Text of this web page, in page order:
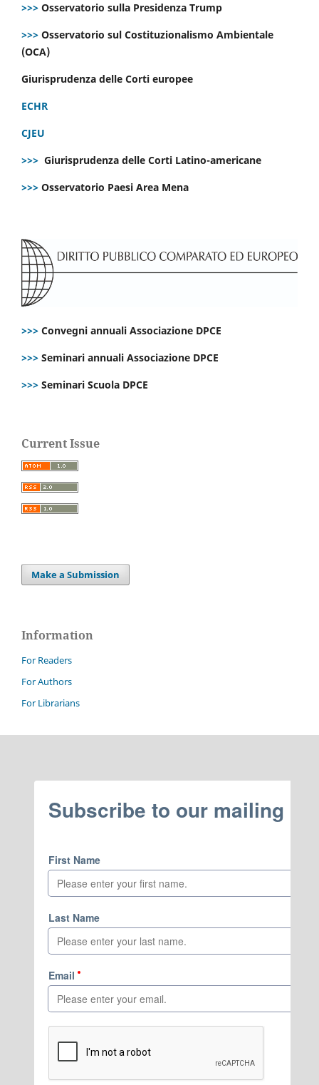
>>> Osservatorio sulla Presidenza Trump
>>> Osservatorio sul Costituzionalismo Ambientale
(OCA)
Giurisprudenza delle Corti europee
ECHR
CJEU
>>> Giurisprudenza delle Corti Latino-americane
>>> Osservatorio Paesi Area Mena
>>> Convegni annuali Associazione DPCE
>>> Seminari annuali Associazione DPCE
>>> Seminari Scuola DPCE
Current Issue
Make a Submission
Information
For Readers
For Authors
For Librarians